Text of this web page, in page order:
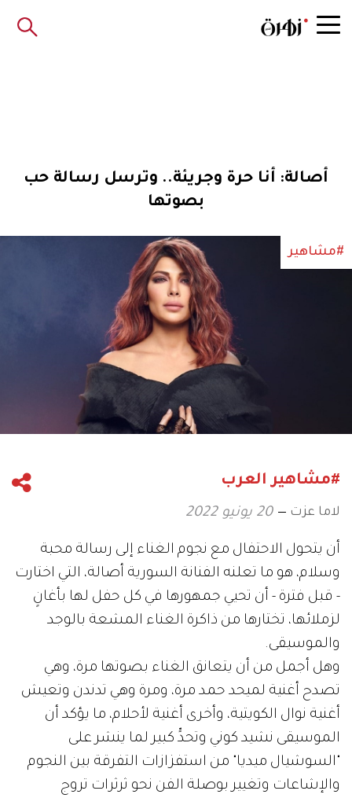
أصالة: أنا حرة وجريئة.. وترسل رسالة حب
بصوتها
#مشاهير
#مشاهير العرب
لاما عزت 20 يونيو 2022
أن يتحول الاحتفال مع نجوم الغناء إلى رسالة محبة
وسلام، هو ما تعلنه الفنانة السورية أصالة، التي اختارت
- قبل فترة - أن تحيي جمهورها في كل حفل لها بأغانٍ
لزملائها، تختارها من ذاكرة الغناء المشعة بالوجد
والموسيقى.
وهل أجمل من أن يتعانق الغناء بصوتها مرة، وهي
تصدح أغنية لميحد حمد مرة، ومرة وهي تدندن وتعيش
أغنية نوال الكويتية، وأخرى أغنية لأحلام، ما يؤكد أن
الموسيقى نشيد كوني وتحدٍّ كبير لما ينشر على
"السوشيال ميديا" من استفزازات التفرقة بين النجوم
والإشاعات وتغيير بوصلة الفن نحو ثرثرات تروج